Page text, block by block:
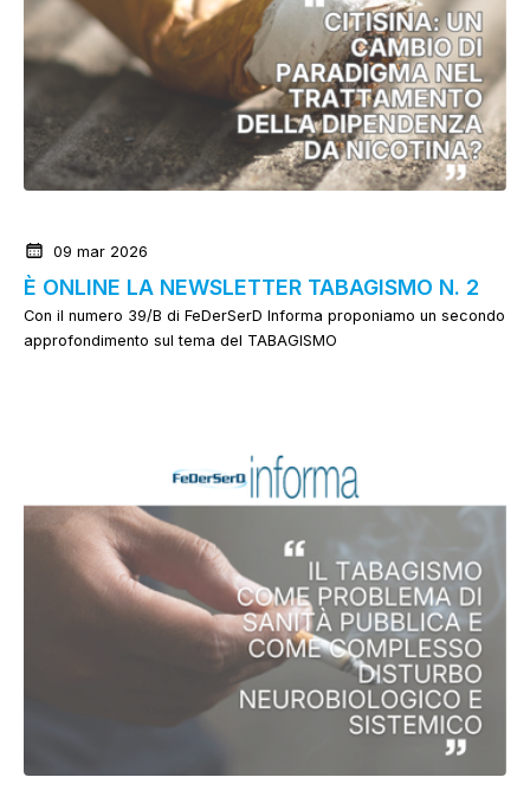
09 mar 2026
È ONLINE LA NEWSLETTER TABAGISMO N. 2
Con il numero 39/B di FeDerSerD Informa proponiamo un secondo
approfondimento sul tema del TABAGISMO